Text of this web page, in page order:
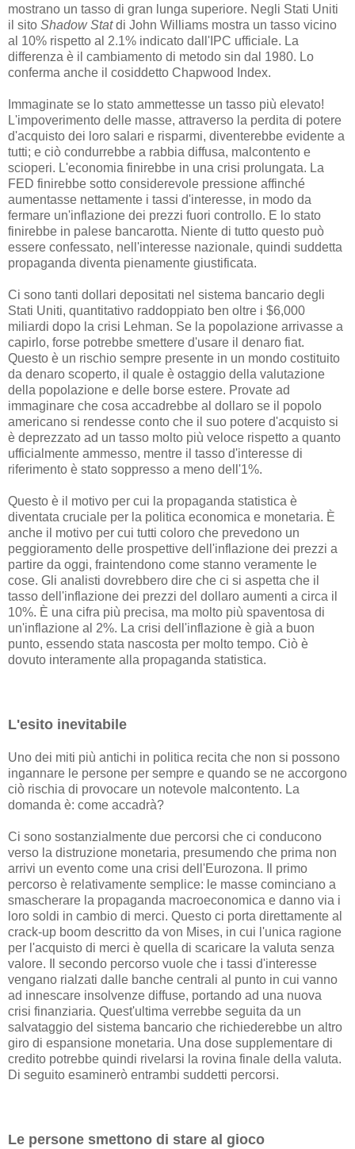
mostrano un tasso di gran lunga superiore. Negli Stati Uniti
il sito Shadow Statdi John Williams mostra un tasso vicino
al 10% rispetto al 2.1% indicato dall'IPC ufficiale. La
differenza è il cambiamento di metodo sin dal 1980. Lo
conferma anche il cosiddetto Chapwood Index.
Immaginate se lo stato ammettesse un tasso più elevato!
L'impoverimento delle masse, attraverso la perdita di potere
d'acquisto dei loro salari e risparmi, diventerebbe evidente a
tutti; e ciò condurrebbe a rabbia diffusa, malcontento e
scioperi. L'economia finirebbe in una crisi prolungata. La
FED finirebbe sotto considerevole pressione affinché
aumentasse nettamente i tassi d'interesse, in modo da
fermare un'inflazione dei prezzi fuori controllo. E lo stato
finirebbe in palese bancarotta. Niente di tutto questo può
essere confessato, nell'interesse nazionale, quindi suddetta
propaganda diventa pienamente giustificata.
Ci sono tanti dollari depositati nel sistema bancario degli
Stati Uniti, quantitativo raddoppiato ben oltre i $6,000
miliardi dopo la crisi Lehman. Se la popolazione arrivasse a
capirlo, forse potrebbe smettere d'usare il denaro fiat.
Questo è un rischio sempre presente in un mondo costituito
da denaro scoperto, il quale è ostaggio della valutazione
della popolazione e delle borse estere. Provate ad
immaginare che cosa accadrebbe al dollaro se il popolo
americano si rendesse conto che il suo potere d'acquisto si
è deprezzato ad un tasso molto più veloce rispetto a quanto
ufficialmente ammesso, mentre il tasso d'interesse di
riferimento è stato soppresso a meno dell'1%.
Questo è il motivo per cui la propaganda statistica è
diventata cruciale per la politica economica e monetaria. È
anche il motivo per cui tutti coloro che prevedono un
peggioramento delle prospettive dell'inflazione dei prezzi a
partire da oggi, fraintendono come stanno veramente le
cose. Gli analisti dovrebbero dire che ci si aspetta che il
tasso dell'inflazione dei prezzi del dollaro aumenti a circa il
10%. È una cifra più precisa, ma molto più spaventosa di
un'inflazione al 2%. La crisi dell'inflazione è già a buon
punto, essendo stata nascosta per molto tempo. Ciò è
dovuto interamente alla propaganda statistica.
L'esito inevitabile
Uno dei miti più antichi in politica recita che non si possono
ingannare le persone per sempre e quando se ne accorgono
ciò rischia di provocare un notevole malcontento. La
domanda è: come accadrà?
Ci sono sostanzialmente due percorsi che ci conducono
verso la distruzione monetaria, presumendo che prima non
arrivi un evento come una crisi dell'Eurozona. Il primo
percorso è relativamente semplice: le masse cominciano a
smascherare la propaganda macroeconomica e danno via i
loro soldi in cambio di merci. Questo ci porta direttamente al
crack-up boom descritto da von Mises, in cui l'unica ragione
per l'acquisto di merci è quella di scaricare la valuta senza
valore. Il secondo percorso vuole che i tassi d'interesse
vengano rialzati dalle banche centrali al punto in cui vanno
ad innescare ​​insolvenze diffuse, portando ad una nuova
crisi finanziaria. Quest'ultima verrebbe seguita da un
salvataggio del sistema bancario che richiederebbe un altro
giro di espansione monetaria. Una dose supplementare di
credito potrebbe quindi rivelarsi la rovina finale della valuta.
Di seguito esaminerò entrambi suddetti percorsi.
Le persone smettono di stare al gioco